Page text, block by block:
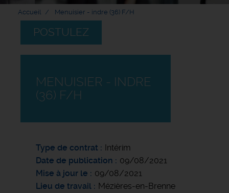
Accueil Menuisier - indre (36) F/H
POSTULEZ
MENUISIER - INDRE
(36) F/H
Type de contrat
Intérim
Date de publication
09/08/2021
Mise à jour le
09/08/2021
Lieu de travail
Mézières-en-Brenne